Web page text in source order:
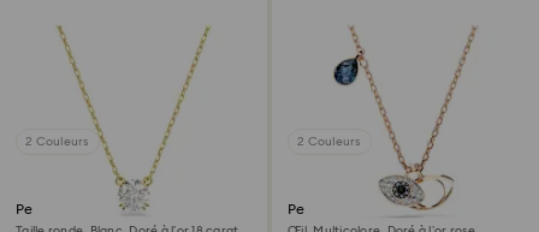
2 Couleurs
Pendentif Stilla
2 Couleurs
Pendentif Symbolica